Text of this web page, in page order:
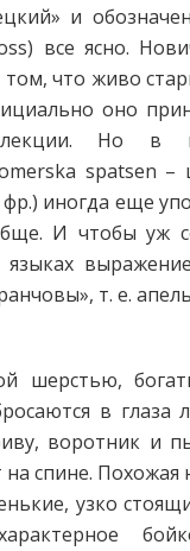
и
все ясно.
что живо
оно
Но в
spatsen
иногда еще
И чтобы уж
языках
т. е.
шерстью,
в глаза
воротник и
спине. Похожая
узко